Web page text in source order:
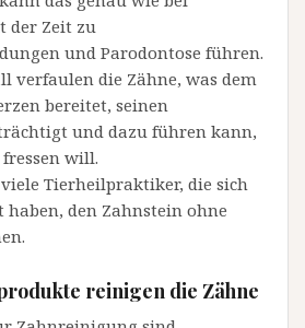
der Zeit zu
und Parodontose führen.
verfaulen die Zähne, was dem
bereitet, seinen
und dazu führen kann,
will.
Tierheilpraktiker, die sich
den Zahnstein ohne
reinigen die Zähne